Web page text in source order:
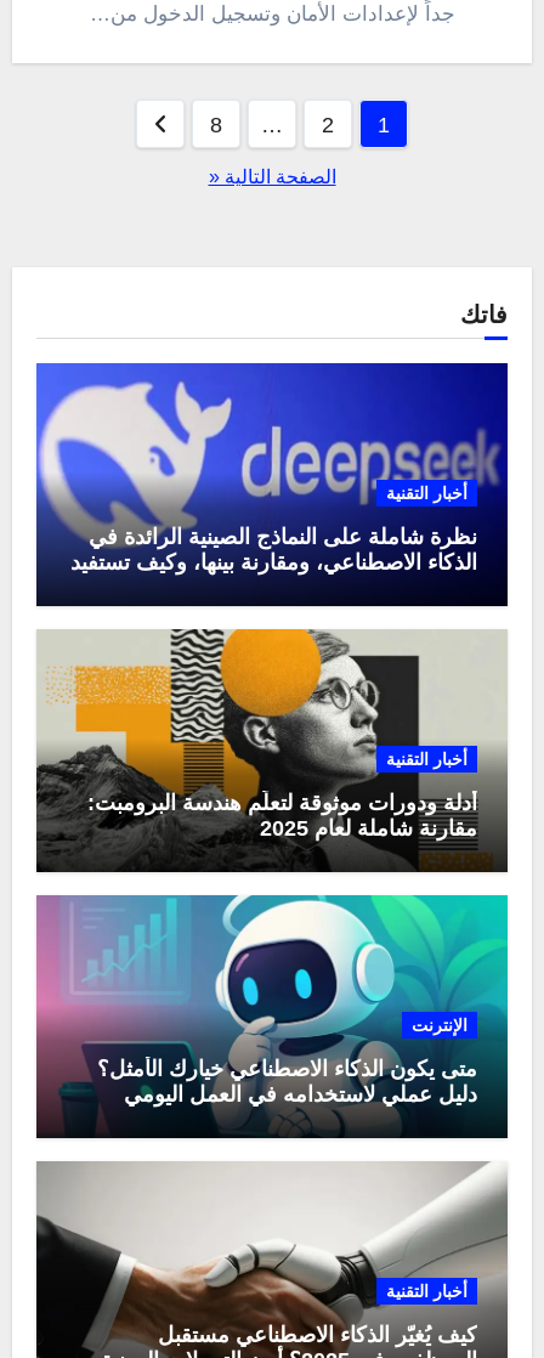
جداً لإعدادات الأمان وتسجيل الدخول من…
1
2
…
8
الصفحة التالية «
فاتك
أخبار التقنية
نظرة شاملة على النماذج الصينية الرائدة في
الذكاء الاصطناعي، ومقارنة بينها، وكيف تستفيد
أخبار التقنية
أدلة ودورات موثوقة لتعلّم هندسة البرومبت:
مقارنة شاملة لعام 2025
الإنترنت
متى يكون الذكاء الاصطناعي خيارك الأمثل؟
دليل عملي لاستخدامه في العمل اليومي
أخبار التقنية
كيف يُغيّر الذكاء الاصطناعي مستقبل